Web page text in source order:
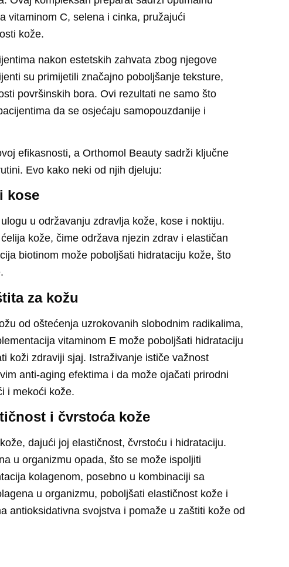
vitaminom C, selena i cinka, pružajući
kože.
nakon estetskih zahvata zbog njegove
su primijetili značajno poboljšanje teksture,
površinskih bora. Ovi rezultati ne samo što
da se osjećaju samopouzdanije i
efikasnosti, a Orthomol Beauty sadrži ključne
Evo kako neki od njih djeluju:
kose
u održavanju zdravlja kože, kose i noktiju.
kože, čime održava njezin zdrav i elastičan
biotinom može poboljšati hidrataciju kože, što
za kožu
od oštećenja uzrokovanih slobodnim radikalima,
vitaminom E može poboljšati hidrataciju
koži zdraviji sjaj. Istraživanje ističe važnost
anti-aging efektima i da može ojačati prirodni
i mekoći kože.
i čvrstoća kože
dajući joj elastičnost, čvrstoću i hidrataciju.
u organizmu opada, što se može ispoljiti
kolagenom, posebno u kombinaciji sa
u organizmu, poboljšati elastičnost kože i
antioksidativna svojstva i pomaže u zaštiti kože od